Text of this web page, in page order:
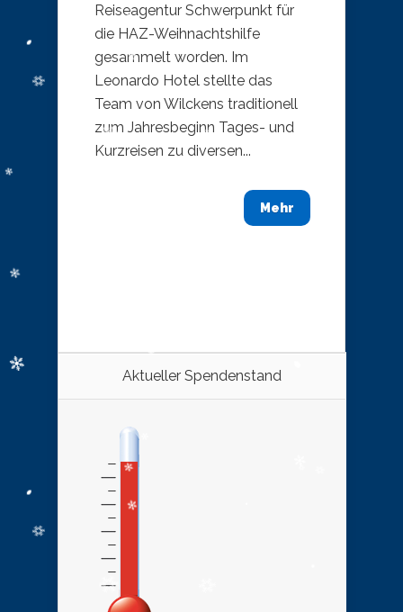
Reiseagentur Schwerpunkt für
die HAZ-Weihnachtshilfe
gesammelt worden. Im
Leonardo Hotel stellte das
Team von Wilckens traditionell
zum Jahresbeginn Tages- und
Kurzreisen zu diversen...
Mehr
Aktueller Spendenstand